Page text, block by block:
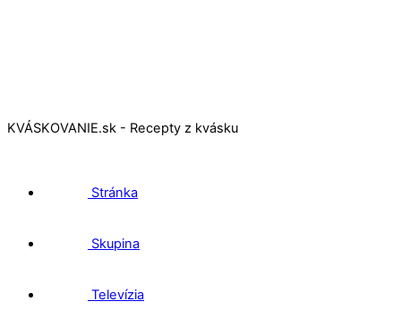
KVÁSKOVANIE.sk - Recepty z kvásku
Stránka
Skupina
Televízia